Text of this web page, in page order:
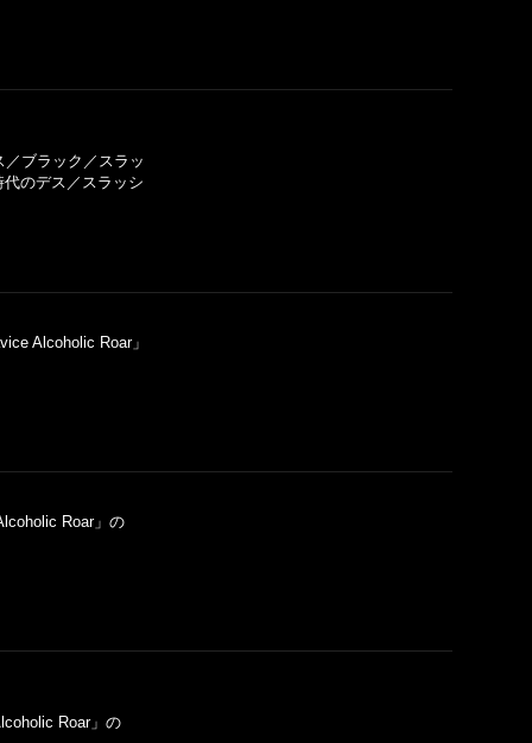
ブラック／スラッ
のデス／スラッシ
Alcoholic Roar」
Roar」の
Roar」の